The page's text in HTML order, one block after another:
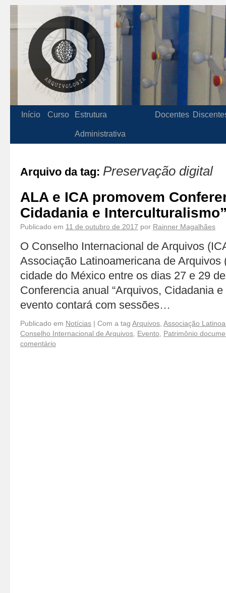
Início Curso Estrutura
Administrativa
Docentes
Arquivo da tag: Preservação digital
ALA e ICA promovem
Cidadania e
Publicado em 11 de outubro de 2017 por Rainner Magalhães
O Conselho Internacional de Arquivos
Associação Latinoamericana de Arquivos
cidade do México entre os dias 27 e 29
Conferencia anual “Arquivos, Cidadania
evento contará com sessões…
Publicado em Notícias | Com a tag Arquivos Associação
Conselho Internacional de Arquivos Evento
Patrimônio
comentário